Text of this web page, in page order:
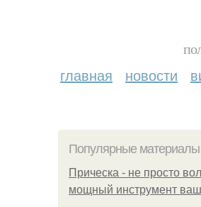
главная новости
Популярные материалы
Прическа - не просто
мощный инструмент